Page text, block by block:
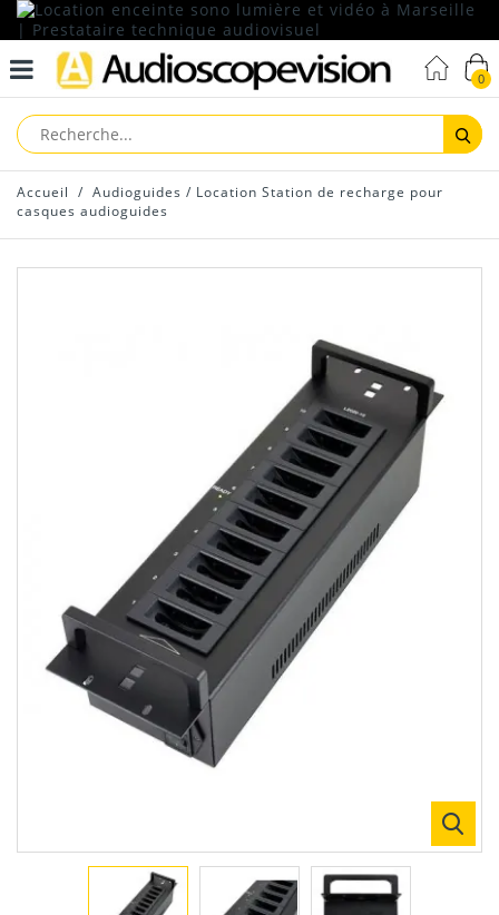
0
Accueil / Audioguides / Location Station de recharge pour
casques audioguides